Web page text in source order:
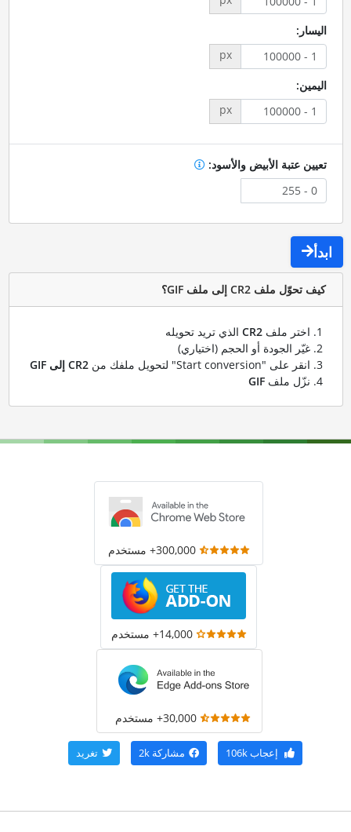
اليسار:
px
اليمين:
px
تعيين عتبة الأبيض والأسود:
ابدأ
كيف تحوّل ملف CR2 إلى ملف GIF؟
اختر ملف CR2الذي تريد تحويله
غيّر الجودة أو الحجم (اختياري)
انقر على "Start conversion" لتحويل ملفك من
CR2 إلى GIF
نزّل ملف GIF
300,000+ مستخدم
14,000+ مستخدم
30,000+ مستخدم
إعجاب106k مشاركة 2k تغريد